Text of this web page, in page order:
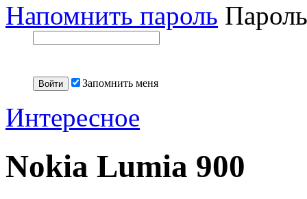
Напомнить пароль
Запомнить меня
Интересное
Nokia Lumia 900